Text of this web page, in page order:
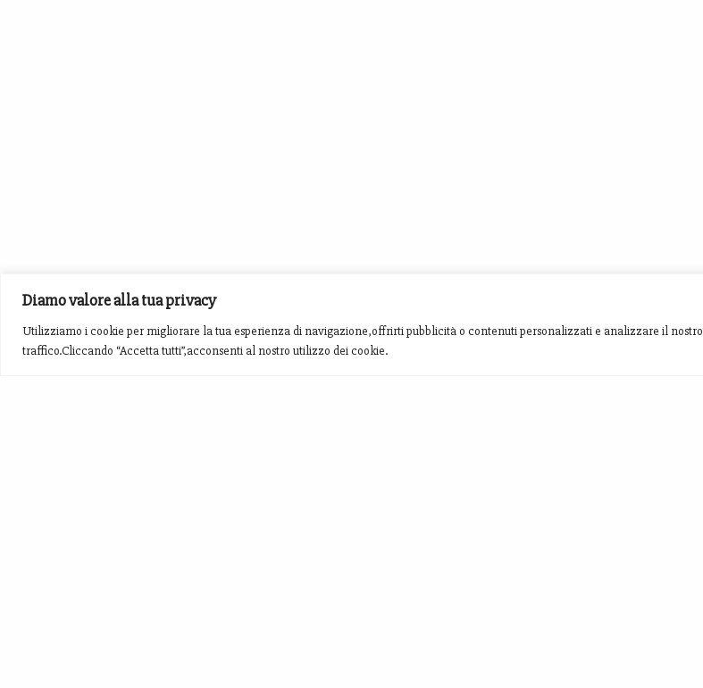
Diamo valore alla tua privacy
Utilizziamo i cookie per migliorare la tua esperienza di navigazione,offrirti pubblicità o contenuti personalizzati e analizzare il nostro
traffico.Cliccando “Accetta tutti”,acconsenti al nostro utilizzo dei cookie.